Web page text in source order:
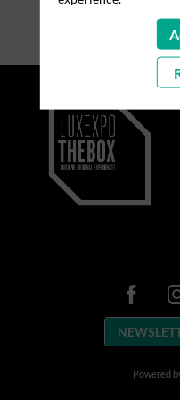
Powered